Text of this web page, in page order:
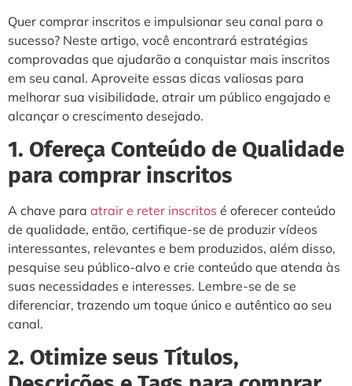
Quer comprar inscritos e impulsionar seu canal para o
sucesso? Neste artigo, você encontrará estratégias
comprovadas que ajudarão a conquistar mais inscritos
em seu canal. Aproveite essas dicas valiosas para
melhorar sua visibilidade, atrair um público engajado e
alcançar o crescimento desejado.
1. Ofereça Conteúdo de Qualidade
para comprar inscritos
A chave para atrair e reter inscritos é oferecer conteúdo
de qualidade, então, certifique-se de produzir vídeos
interessantes, relevantes e bem produzidos, além disso,
pesquise seu público-alvo e crie conteúdo que atenda às
suas necessidades e interesses. Lembre-se de se
diferenciar, trazendo um toque único e autêntico ao seu
canal.
2. Otimize seus Títulos,